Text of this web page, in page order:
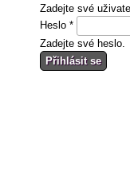
Zadejte své
Heslo *
Zadejte své heslo.